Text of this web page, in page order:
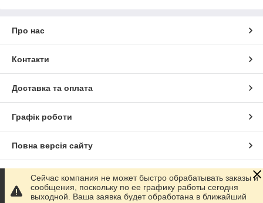
Про нас
Контакти
Доставка та оплата
Графік роботи
Повна версія сайту
Сайт створено на маркетплейсі Prom.ua
Сейчас компания не может быстро обрабатывать заказы и
сообщения, поскольку по ее графику работы сегодня
выходной. Ваша заявка будет обработана в ближайший